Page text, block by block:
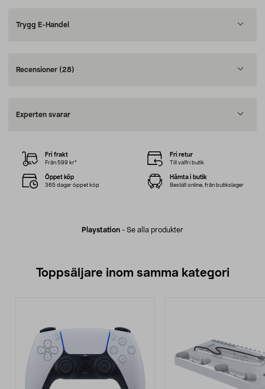
Trygg E-Handel
Recensioner (28)
Experten svarar
Playstation - Se alla produkter
Fri frakt
Från 599 kr*
Fri retur
Till valfri butik
Öppet köp
365 dagar öppet köp
Hämta i butik
Beställ online, från butikslager
Toppsäljare inom samma kategori